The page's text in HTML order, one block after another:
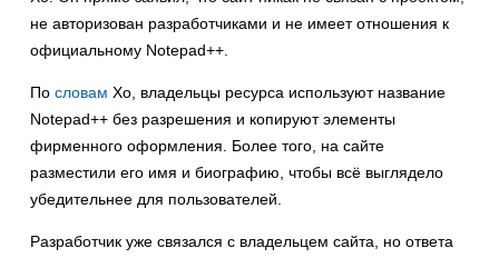
не авторизован разработчиками и не имеет отношения к
официальному Notepad++.
По словам Хо, владельцы ресурса используют название
Notepad++ без разрешения и копируют элементы
фирменного оформления. Более того, на сайте
разместили его имя и биографию, чтобы всё выглядело
убедительнее для пользователей.
Разработчик уже связался с владельцем сайта, но ответа